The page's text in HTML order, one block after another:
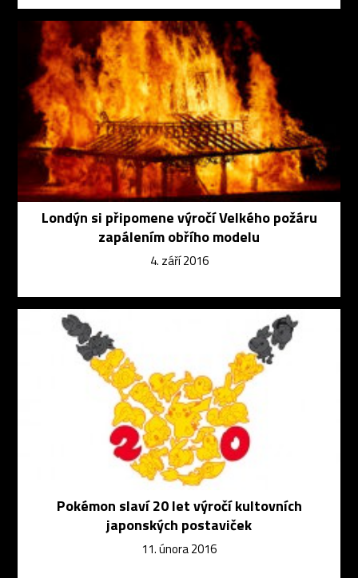
Londýn si připomene výročí Velkého požáru
zapálením obřího modelu
4. září 2016
Pokémon slaví 20 let výročí kultovních
japonských postaviček
11. února 2016